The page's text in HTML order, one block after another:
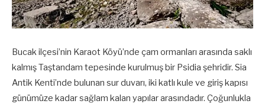
Bucak ilçesi’nin Karaot Köyü’nde çam ormanları arasında saklı
kalmış Taştandam tepesinde kurulmuş bir Psidia şehridir. Sia
Antik Kenti’nde bulunan sur duvarı, iki katlı kule ve giriş kapısı
günümüze kadar sağlam kalan yapılar arasındadır. Çoğunlukla